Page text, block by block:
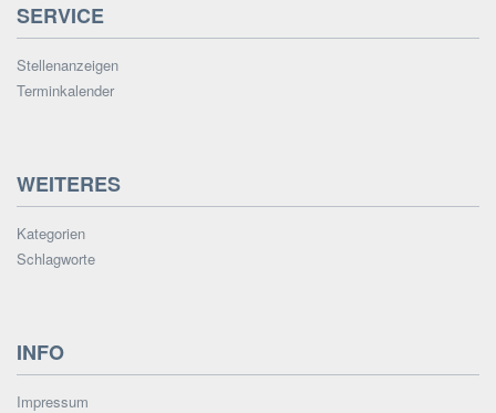
SERVICE
Stellenanzeigen
Terminkalender
WEITERES
Kategorien
Schlagworte
INFO
Impressum